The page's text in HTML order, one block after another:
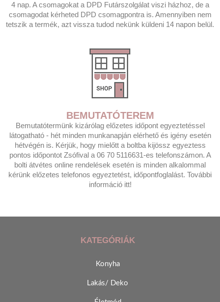
4 nap. A csomagokat a DPD Futárszolgálat viszi házhoz, de a
csomagodat kérheted DPD csomagpontra is. Amennyiben nem
tetszik a termék, azt vissza tudod nekünk küldeni 14 napon belül.
BEMUTATÓTEREM
Bemutatótermünk kizárólag előzetes időpont egyeztetéssel
látogatható - hét minden munkanapján elérhető és igény esetén
hétvégén is. Kérjük, hogy mielőtt a boltba kijössz egyeztess
pontos időpontot Zsófival a 06 70 5116631-es telefonszámon. A
bolti átvétes online rendelések esetén is minden alkalommal
kérünk előzetes telefonos egyeztetést, időpontfoglalást. További
információ itt!
KATEGÓRIÁK
Konyha
Lakás/ Deko